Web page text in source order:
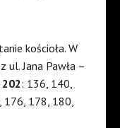
kościoła. W
ul. Jana Pawła –
: 136, 140,
176, 178, 180,